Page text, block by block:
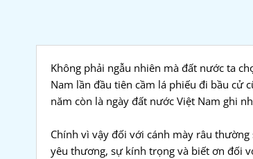
Không phải ngẫu nhiên mà đất nước ta
Nam lần đầu tiên cầm lá phiếu đi bầu cử
năm còn là ngày đất nước Việt Nam ghi
Chính vì vậy đối với cánh mày râu
yêu thương, sự kính trọng và biết ơn đối